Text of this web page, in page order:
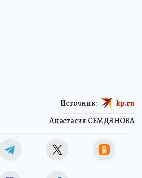
Анастасия СЕМДЯНОВА
Источник: kp.ru